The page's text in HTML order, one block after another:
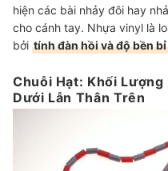
hiện các bài nhảy đôi hay
cho cánh tay. Nhựa vinyl là
bởi tính đàn hồi và độ bền
Chuỗi Hạt: Khối Lượng
Dưới Lẫn Thân Trên